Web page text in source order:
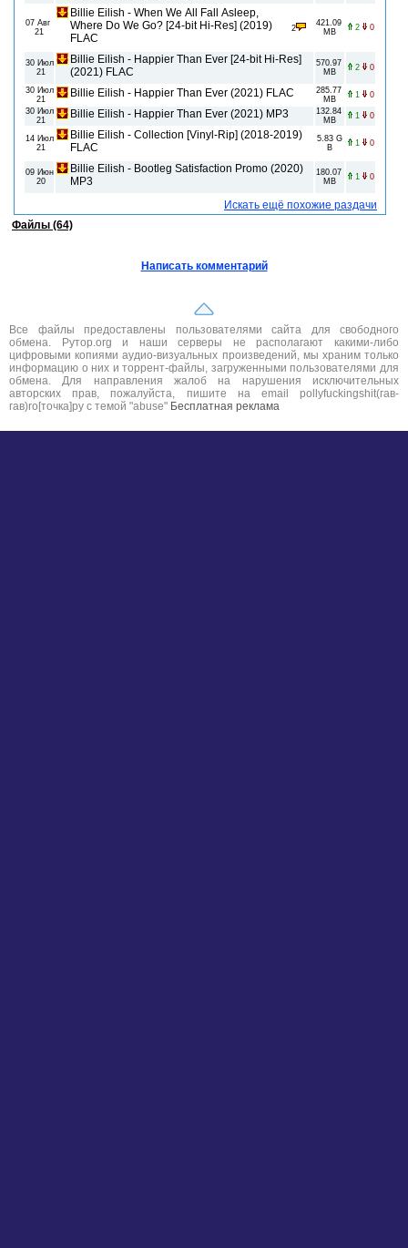
07 Авг
21
Billie Eilish - When We All Fall Asleep,
Where Do We Go? [24-bit Hi-Res] (2019)
FLAC
2
421.09
MB
2 0
30 Июл
21
Billie Eilish - Happier Than Ever [24-bit Hi-Res]
(2021) FLAC
570.97
MB
2 0
30 Июл
21
Billie Eilish - Happier Than Ever (2021) FLAC
285.77
MB
1
0
30 Июл
21
Billie Eilish - Happier Than Ever (2021) MP3
132.84
MB
1 0
14 Июл
21
Billie Eilish - Collection [Vinyl-Rip] (2018-2019)
FLAC
5.83 G
B
1 0
09 Июн
20
Billie Eilish - Bootleg Satisfaction Promo (2020)
MP3
180.07
MB
1 0
Искать ещё похожие раздачи
Файлы (64)
Написать комментарий
Все файлы предоставлены пользователями сайта для свободного
обмена. Рутор.org и наши серверы не располагают какими-либо
цифровыми копиями аудио-визуальных произведений, мы храним только
информацию о них и торрент-файлы, загруженными пользователями для
обмена. Для направления жалоб на нарушения исключительных
авторских прав, пожалуйста, пишите на email pollyfuckingshit(гав-
гав)ro[точка]ру с темой "abuse" Бесплатная реклама